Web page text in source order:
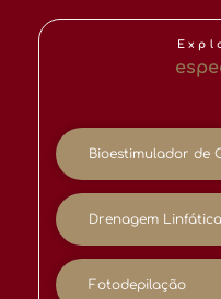
Bioestimulador de
Drenagem Linfática
Fotodepilação